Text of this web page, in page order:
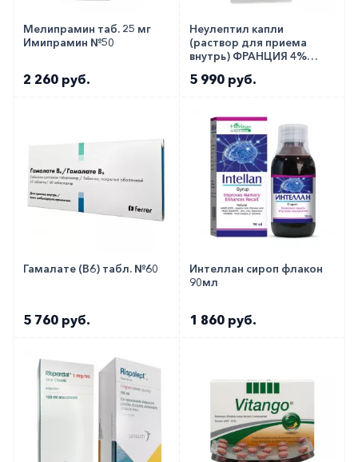
Мелипрамин таб. 25 мг
Имипрамин №50
2 260 руб.
Неулептил капли
(раствор для приема
внутрь) ФРАНЦИЯ 4%
5 990 руб.
Гамалате (В6) табл. №60
5 760 руб.
Интеллан сироп флакон
90мл
1 860 руб.